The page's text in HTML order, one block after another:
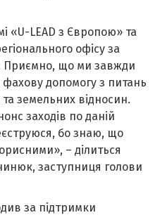
«U-LEAD з Європою» та
офісу за
Приємно, що ми завжди
допомогу з питань
земельних відносин.
заходів по даній
бо знаю, що
– ділиться
заступниця голови
за підтримки